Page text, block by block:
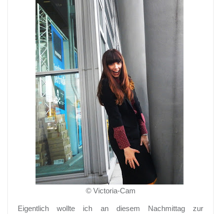
© Victoria-Cam
Eigentlich wollte ich an diesem Nachmittag zur